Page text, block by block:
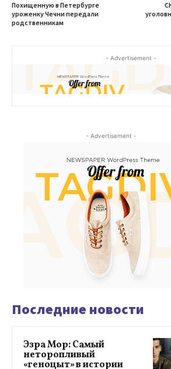
Похищенную в Петербурге
уроженку Чечни передали
родственникам
- Advertisement -
- Advertisement -
Последние новости
Эзра Мор: Самый
неторопливый
«геноцыт» в истории